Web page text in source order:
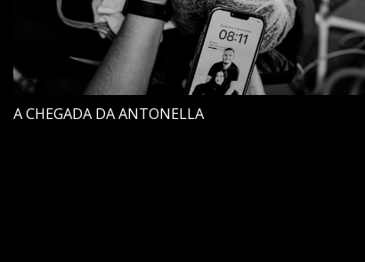
A CHEGADA DA ANTONELLA